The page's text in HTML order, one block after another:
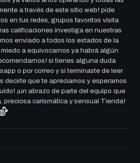
a través de este sitio web! pide
en tus redes, grupos favoritos visita
calificaciones investiga en nuestras
enviado a todos los estados de la
a equivocarnos ya habrá algún
si tienes alguna duda
o por correo y si terminaste de leer
decirte que te apreciamos y esperamos
¡un abrazo de parte del equipo que
preciosa carismática y sensual Tienda!